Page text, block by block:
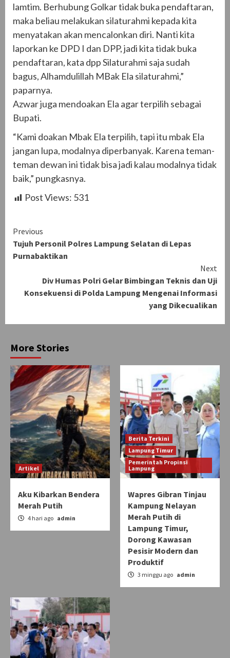
lamtim. Berhubung Golkar tidak buka pendaftaran,
maka beliau melakukan silaturahmi kepada kita
menyatakan akan mencalonkan diri. Nanti kita
laporkan ke DPD I dan DPP, jadi kita tidak buka
pendaftaran, kata dpp Silaturahmi saja sudah
bagus, Alhamdulillah MBak Ela silaturahmi,”
paparnya.
Azwar juga mendoakan Ela agar terpilih sebagai
Bupati.
“Kami doakan Mbak Ela terpilih, tapi itu mbak Ela
jangan lupa, modalnya diperbanyak. Karena teman-
teman dewan ini tidak bisa jadi kalau modalnya tidak
baik,” pungkasnya.
Post Views: 531
Continue
Reading
Previous
Tujuh Personil Polres Lampung Selatan di Lepas
Purnabaktikan
Next
Div Humas Polri Gelar Bimbingan Teknis dan Uji
Konsekuensi di Polda Lampung Mengenai Informasi
yang Dikecualikan
More Stories
Artikel
Aku Kibarkan Bendera
Merah Putih
4 hari ago admin
Berita Terkini
Lampung Timur
Pemerintah Propinsi
Lampung
Wapres Gibran Tinjau
Kampung Nelayan
Merah Putih di
Lampung Timur,
Dorong Kawasan
Pesisir Modern dan
Produktif
3 minggu ago admin